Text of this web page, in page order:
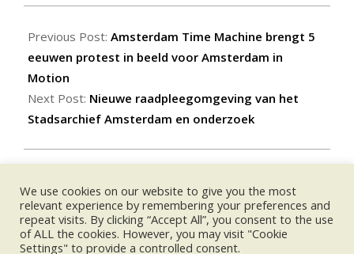
11-
05
Previous Post: Amsterdam Time Machine brengt 5
eeuwen protest in beeld voor Amsterdam in
Motion
Next Post: Nieuwe raadpleegomgeving van het
Stadsarchief Amsterdam en onderzoek
UPCOMING EVENTS:
no event
We use cookies on our website to give you the most
relevant experience by remembering your preferences and
repeat visits. By clicking “Accept All”, you consent to the use
of ALL the cookies. However, you may visit "Cookie
Settings" to provide a controlled consent.